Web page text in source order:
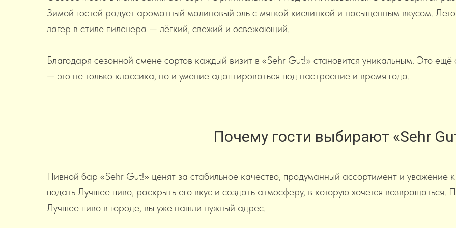
Зимой гостей радует ароматный малиновый эль с мягкой кислинкой и насыщенным вкусом.
лагер в стиле пилснера — лёгкий, свежий и освежающий.
Благодаря сезонной смене сортов каждый визит в «Sehr Gut!» становится уникальным. Это ещё
— это не только классика, но и умение адаптироваться под настроение и время года.
Почему гости выбирают «Sehr
Пивной бар «Sehr Gut!» ценят за стабильное качество, продуманный ассортимент и уважение
подать Лучшее пиво, раскрыть его вкус и создать атмосферу, в которую хочется возвращаться.
Лучшее пиво в городе, вы уже нашли нужный адрес.